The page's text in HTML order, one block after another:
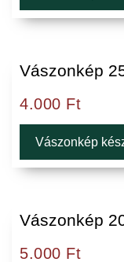
Vászonkép
4.000 Ft
Vászonkép
Vászonkép
5.000 Ft